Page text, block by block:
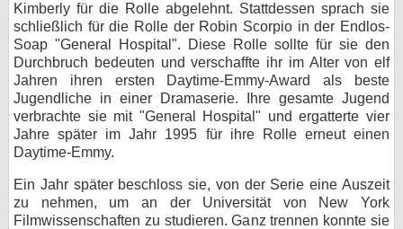
Kimberly für die Rolle abgelehnt. Stattdessen sprach sie
schließlich für die Rolle der Robin Scorpio in der Endlos-
Soap "General Hospital". Diese Rolle sollte für sie den
Durchbruch bedeuten und verschaffte ihr im Alter von elf
Jahren ihren ersten Daytime-Emmy-Award als beste
Jugendliche in einer Dramaserie. Ihre gesamte Jugend
verbrachte sie mit "General Hospital" und ergatterte vier
Jahre später im Jahr 1995 für ihre Rolle erneut einen
Daytime-Emmy.
Ein Jahr später beschloss sie, von der Serie eine Auszeit
zu nehmen, um an der Universität von New York
Filmwissenschaften zu studieren. Ganz trennen konnte sie
Kontakt
Nutzungsbedingungen
Datenschutz
Cookie-Einstellungen
Desktop-Ansicht
myFanbase